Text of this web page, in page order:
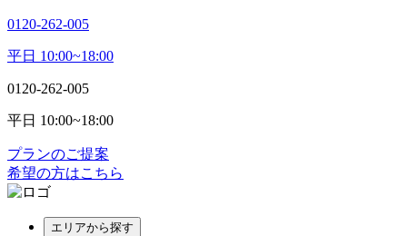
0120-262-005
平日 10:00~18:00
0120-262-005
平日 10:00~18:00
プランのご提案
希望の方はこちら
エリアから探す